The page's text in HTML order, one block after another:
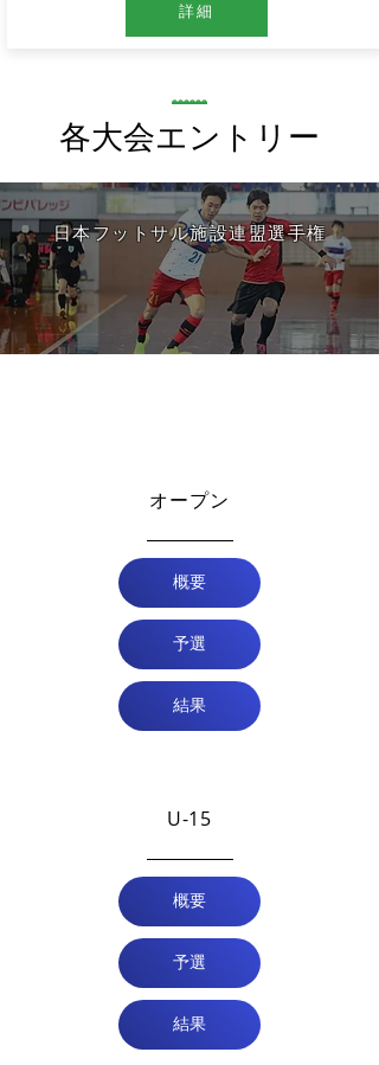
詳細
​各大会エントリー
​日本フットサル施設連盟選手権
オープン
概要
予選
結果
U-15
概要
予選
結果